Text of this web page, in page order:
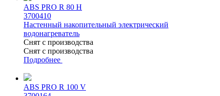
ABS PRO R 80 H
3700410
Настенный накопительный электрический
водонагреватель
Снят с производства
Снят с производства
Подробнее
ABS PRO R 100 V